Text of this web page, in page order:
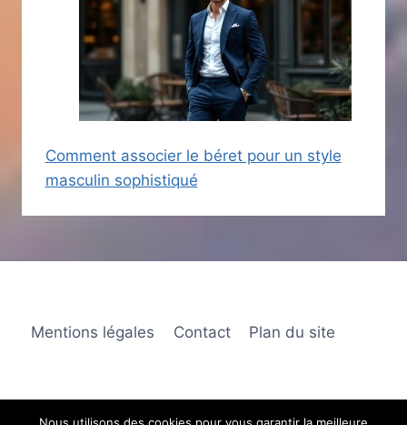
Comment associer le béret pour un style
masculin sophistiqué
Mentions légales Contact Plan du site